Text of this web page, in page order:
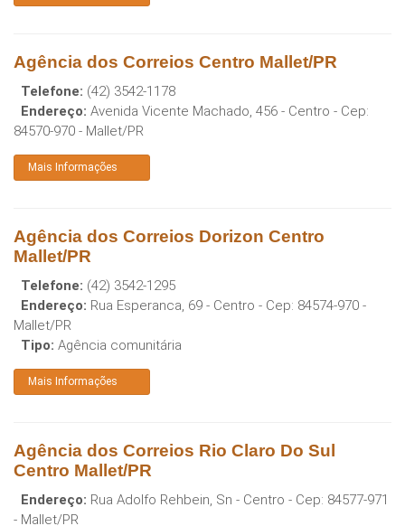
Agência dos Correios Centro Mallet/PR
Telefone: (42) 3542-1178
Endereço: Avenida Vicente Machado, 456 - Centro - Cep:
84570-970 - Mallet/PR
Mais Informações
Agência dos Correios Dorizon Centro
Mallet/PR
Telefone: (42) 3542-1295
Endereço: Rua Esperanca, 69 - Centro - Cep: 84574-970 -
Mallet/PR
Tipo: Agência comunitária
Mais Informações
Agência dos Correios Rio Claro Do Sul
Centro Mallet/PR
Endereço: Rua Adolfo Rehbein, Sn - Centro - Cep: 84577-971
- Mallet/PR